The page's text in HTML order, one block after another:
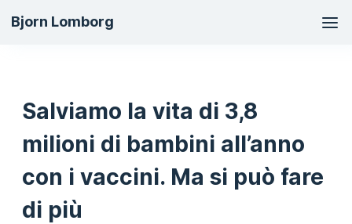
Bjorn Lomborg
Salviamo la vita di 3,8
milioni di bambini all’anno
con i vaccini. Ma si può fare
di più